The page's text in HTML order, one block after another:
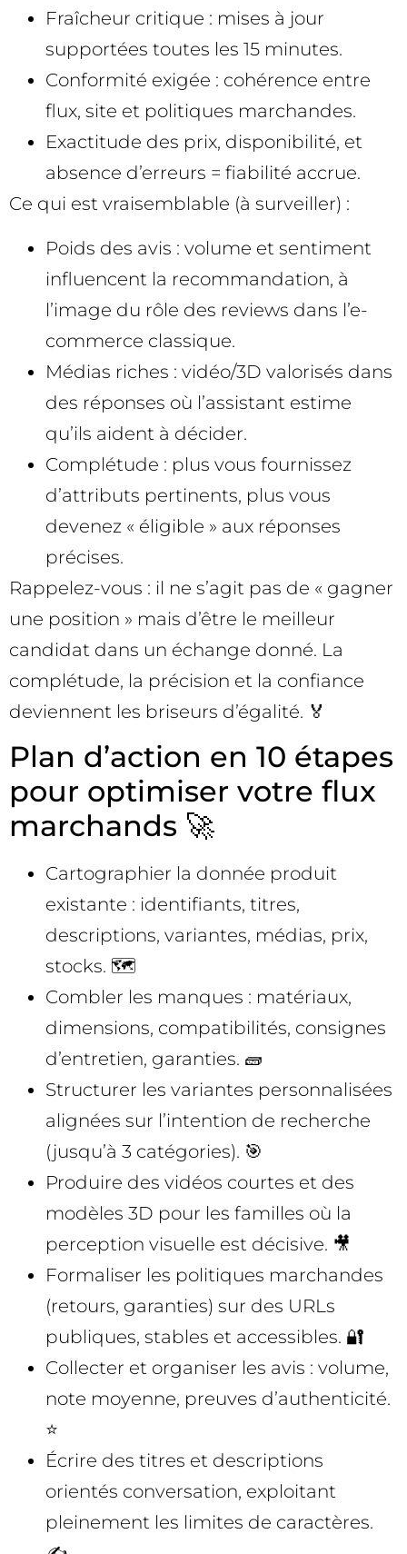
Fraîcheur critique : mises à jour
supportées toutes les 15 minutes.
Conformité exigée : cohérence entre
flux, site et politiques marchandes.
Exactitude des prix, disponibilité, et
absence d’erreurs = fiabilité accrue.
Ce qui est vraisemblable (à surveiller) :
Poids des avis : volume et sentiment
influencent la recommandation, à
l’image du rôle des reviews dans l’e-
commerce classique.
Médias riches : vidéo/3D valorisés dans
des réponses où l’assistant estime
qu’ils aident à décider.
Complétude : plus vous fournissez
d’attributs pertinents, plus vous
devenez « éligible » aux réponses
précises.
Rappelez-vous : il ne s’agit pas de « gagner
une position » mais d’être le meilleur
candidat dans un échange donné. La
complétude, la précision et la confiance
deviennent les briseurs d’égalité. 🏅
Plan d’action en 10 étapes
pour optimiser votre flux
marchands 🚀
Cartographier la donnée produit
existante : identifiants, titres,
descriptions, variantes, médias, prix,
stocks. 🗺️
Combler les manques : matériaux,
dimensions, compatibilités, consignes
d’entretien, garanties. 🧱
Structurer les variantes personnalisées
alignées sur l’intention de recherche
(jusqu’à 3 catégories). 🎯
Produire des vidéos courtes et des
modèles 3D pour les familles où la
perception visuelle est décisive. 🎥
Formaliser les politiques marchandes
(retours, garanties) sur des URLs
publiques, stables et accessibles. 🔐
Collecter et organiser les avis : volume,
note moyenne, preuves d’authenticité.
⭐
Écrire des titres et descriptions
orientés conversation, exploitant
pleinement les limites de caractères.